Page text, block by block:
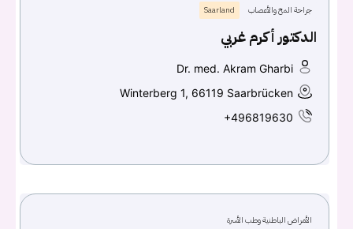
جراحة المخ والأعصاب Saarland
الدكتور أكرم غربي
Dr. med. Akram Gharbi
Winterberg 1, 66119 Saarbrücken
+496819630
الأمراض الباطنية وطب الأسرة